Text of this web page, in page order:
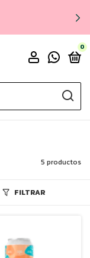
0
5 productos
FILTRAR